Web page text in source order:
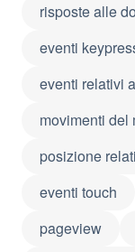
risposte alle
eventi
eventi relativi
movimenti del
posizione
eventi touch
pageview